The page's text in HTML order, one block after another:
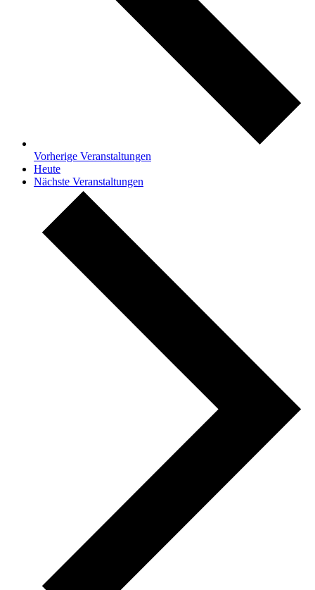
Vorherige Veranstaltungen
Heute
Nächste Veranstaltungen